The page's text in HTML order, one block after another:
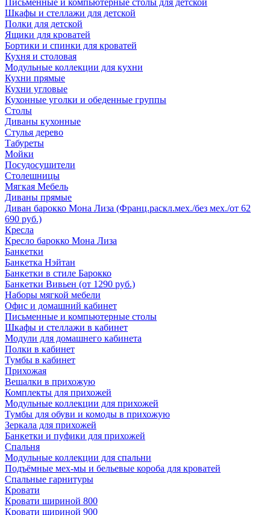
Письменные и компьютерные столы для детской
Шкафы и стеллажи для детской
Полки для детской
Ящики для кроватей
Бортики и спинки для кроватей
Кухня и столовая
Модульные коллекции для кухни
Кухни прямые
Кухни угловые
Кухонные уголки и обеденные группы
Столы
Диваны кухонные
Стулья дерево
Табуреты
Мойки
Посудосушители
Столешницы
Мягкая Мебель
Диваны прямые
Диван барокко Мона Лиза (Франц.раскл.мех./без мех./от 62
690 руб.)
Кресла
Кресло барокко Мона Лиза
Банкетки
Банкетка Нэйтан
Банкетки в стиле Барокко
Банкетки Вивьен (от 1290 руб.)
Наборы мягкой мебели
Офис и домашний кабинет
Письменные и компьютерные столы
Шкафы и стеллажи в кабинет
Модули для домашнего кабинета
Полки в кабинет
Тумбы в кабинет
Прихожая
Вешалки в прихожую
Комплекты для прихожей
Модульные коллекции для прихожей
Тумбы для обуви и комоды в прихожую
Зеркала для прихожей
Банкетки и пуфики для прихожей
Спальня
Модульные коллекции для спальни
Подъёмные мех-мы и бельевые короба для кроватей
Спальные гарнитуры
Кровати
Кровати шириной 800
Кровати шириной 900